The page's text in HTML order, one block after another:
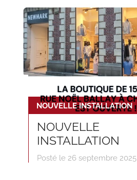
NOUVELLE INSTALLATION
NOUVELLE
INSTALLATION
Posté le 26 septembre 2025